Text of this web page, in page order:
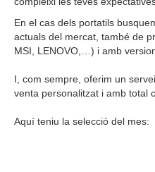
En el cas dels portatils
actuals del mercat, també de
MSI, LENOVO,…) i amb
I, com sempre, oferim un
venta personalitzat i amb total
Aquí teniu la selecció del mes: